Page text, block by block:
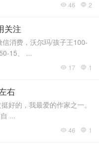
 46  2
关注
消费，沃尔玛/孩子王100-
15、 ...
 17  1
右
好的，我最爱的作家之一。
...
 46  1